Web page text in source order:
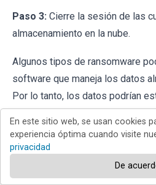
Paso 3: Cierre la sesión de las
almacenamiento en la nube.
Algunos tipos de ransomware
software que maneja los datos
Por lo tanto, los datos podrían
sesión de todas las cuentas de
nube dentro de los navegadores
relacionado. También debe
temporalmente el software de
En este sitio web, se usan cookies
experiencia óptima cuando visite
privacidad
De